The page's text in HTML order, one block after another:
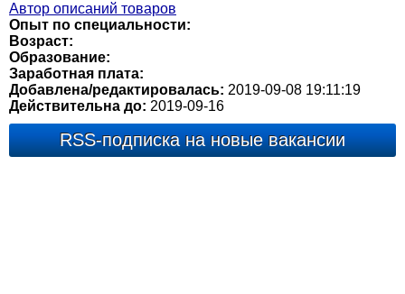
Автор описаний товаров
Опыт по специальности:
Возраст:
Образование:
Заработная плата:
Добавлена/редактировалась: 2019-09-08 19:11:19
Действительна до: 2019-09-16
RSS-подписка на новые вакансии